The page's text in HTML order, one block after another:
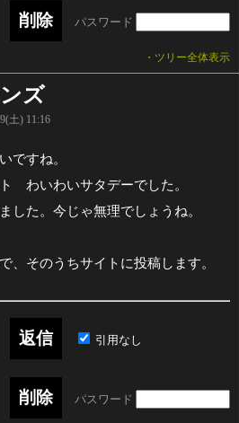
パスワード
・ツリー全体表示
ズ
土) 11:16
ですね。
わいわいサタデーでした。
した。今じゃ無理でしょうね。
、そのうちサイトに投稿します。
引用なし
パスワード